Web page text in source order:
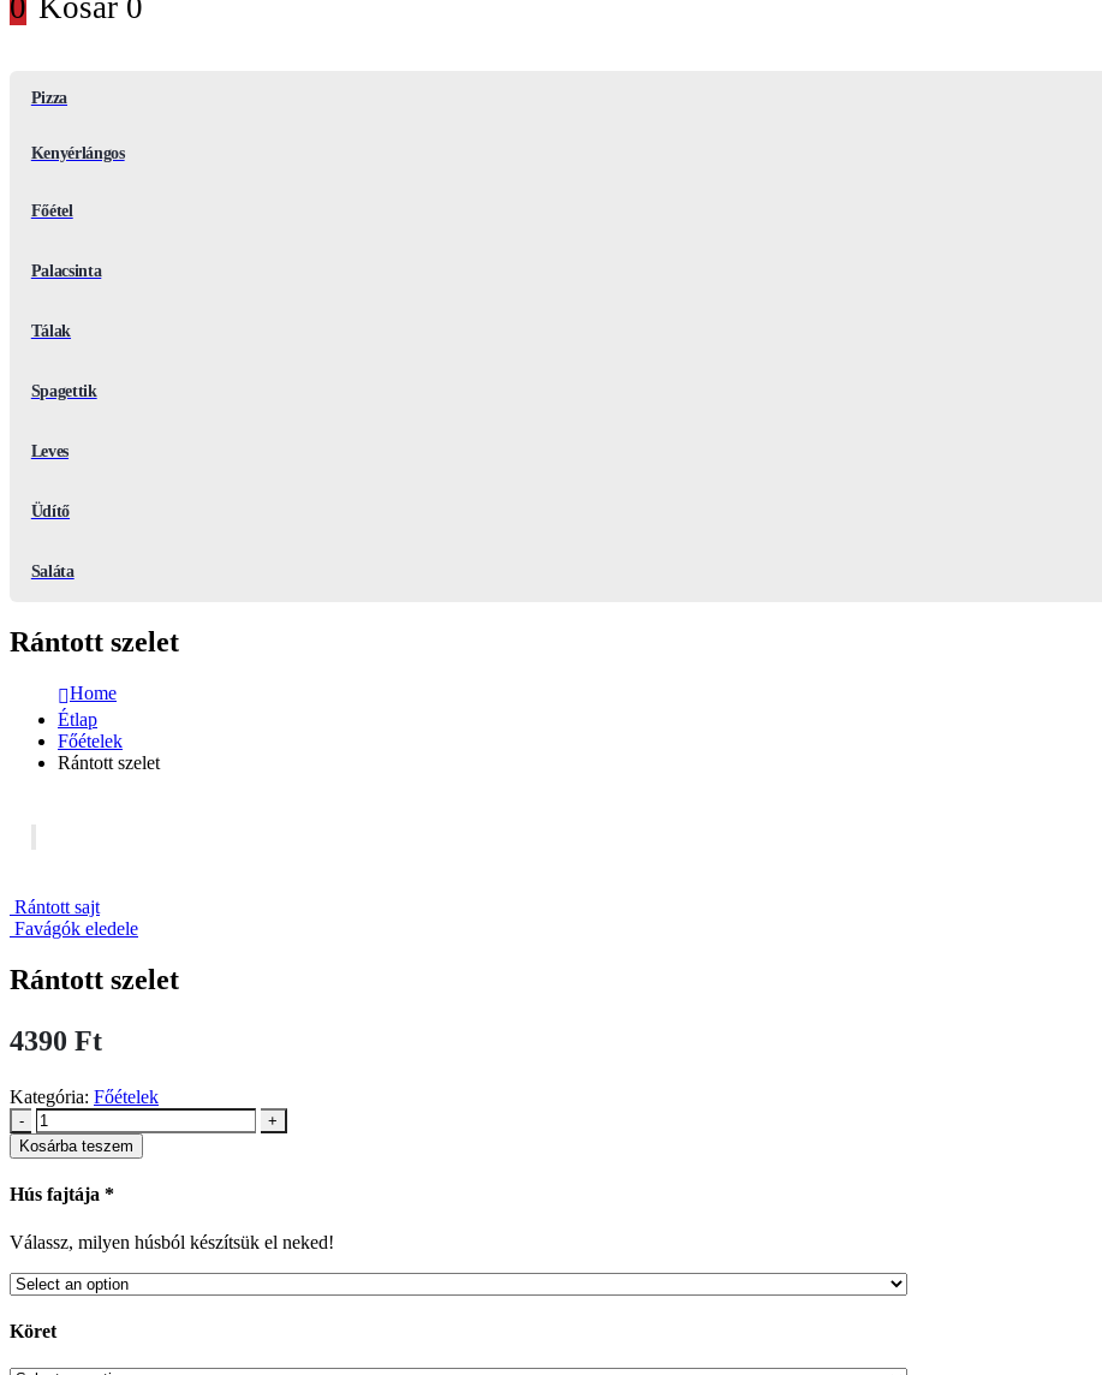
0 Kosár 0
Pizza
Kenyérlángos
Főétel
Palacsinta
Tálak
Spagettik
Leves
Üdítő
Saláta
Rántott szelet
Home
Étlap
Főételek
Rántott szelet
Rántott sajt
Favágók eledele
Rántott szelet
4390 Ft
Kategória: Főételek
-
+
Kosárba teszem
Hús fajtája *
Válassz, milyen húsból készítsük el neked!
Köret